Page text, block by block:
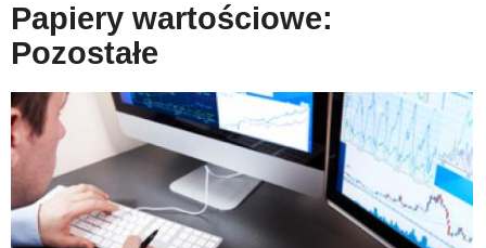
PORADY PRAWNE ONLINE
PRAWO NA CO DZIEŃ
PRAWO W BIZNESIE
Papiery wartościowe:
Pozostałe